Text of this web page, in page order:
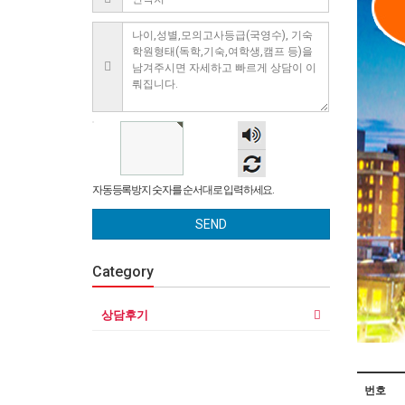
번호
숫자
듣기
자동등록방지 숫자를 순서대로 입력하세요.
SEND
Category
상담후기